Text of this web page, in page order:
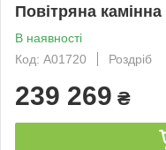
Повітряна
В наявності
Код: А01720
Роздріб
239 269 ₴